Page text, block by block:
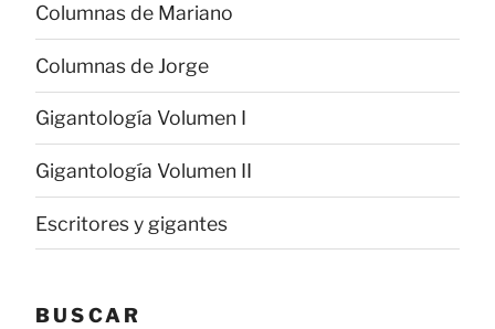
Columnas de Mariano
Columnas de Jorge
Gigantología Volumen I
Gigantología Volumen II
Escritores y gigantes
BUSCAR